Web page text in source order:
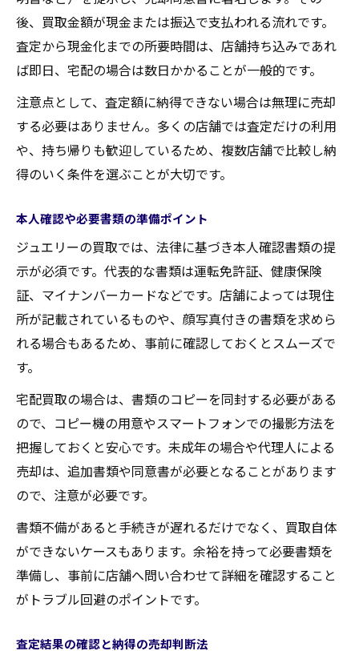
後、買取金額が現金または振込で支払われる流れです。
査定から現金化までの所要時間は、店舗持ち込みであれ
ば即日、宅配の場合は数日かかることが一般的です。
注意点として、査定額に納得できない場合は無理に売却
する必要はありません。多くの店舗では査定だけの利用
や、持ち帰りも歓迎しているため、複数店舗で比較し納
得のいく条件を選ぶことが大切です。
本人確認や必要書類の準備ポイント
ジュエリーの買取では、法律に基づき本人確認書類の提
示が必須です。代表的な書類は運転免許証、健康保険
証、マイナンバーカードなどです。店舗によっては現住
所が記載されているものや、顔写真付きの書類を求めら
れる場合もあるため、事前に確認しておくとスムーズで
す。
宅配買取の場合は、書類のコピーを同封する必要がある
ので、コピー機の用意やスマートフォンでの撮影方法を
把握しておくと安心です。未成年の場合や代理人による
売却は、追加書類や同意書が必要となることがあります
ので、注意が必要です。
書類不備があると手続きが遅れるだけでなく、買取自体
ができないケースもあります。余裕を持って必要書類を
準備し、事前に店舗へ問い合わせて詳細を確認すること
がトラブル回避のポイントです。
査定結果の確認と納得の売却判断法